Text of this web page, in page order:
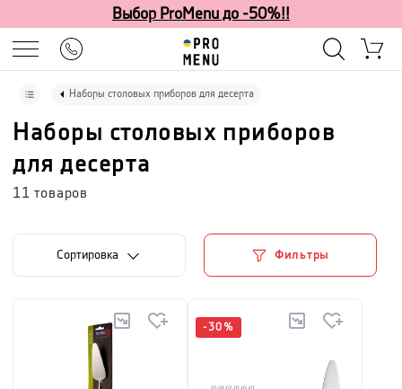
Выбор ProMenu до -50%!!
Наборы столовых приборов для десерта
Наборы столовых приборов
для десерта
11 товаров
Cортировка Фильтры
-30 %